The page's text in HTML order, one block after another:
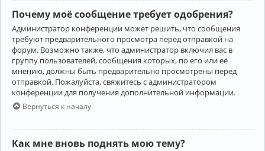
Почему моё сообщение требует одобрения?
Администратор конференции может решить, что сообщения
требуют предварительного просмотра перед отправкой на
форум. Возможно также, что администратор включил вас в
группу пользователей, сообщения которых, по его или её
мнению, должны быть предварительно просмотрены перед
отправкой. Пожалуйста, свяжитесь с администратором
конференции для получения дополнительной информации.
Вернуться к началу
Как мне вновь поднять мою тему?